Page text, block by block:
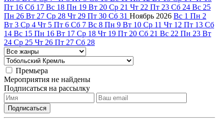
Пт 16 Сб 17 Вс 18 Пн 19 Вт 20 Ср 21 Чт 22 Пт 23 Сб 24 Вс 25
Пн 26 Вт 27 Ср 28 Чт 29 Пт 30 Сб 31 Ноябрь 2026 Вс 1 Пн 2
Вт 3 Ср 4 Чт 5 Пт 6 Сб 7 Вс 8 Пн 9 Вт 10 Ср 11 Чт 12 Пт 13 Сб
14 Вс 15 Пн 16 Вт 17 Ср 18 Чт 19 Пт 20 Сб 21 Вс 22 Пн 23 Вт
24 Ср 25 Чт 26 Пт 27 Сб 28
Премьера
Мероприятия не найдены
Подписаться на рассылку